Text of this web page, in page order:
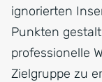
ignorierten
Punkten
professionelle
Zielgruppe zu